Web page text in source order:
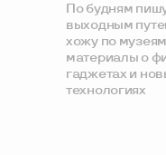
По будням
выходным
хожу по
материалы о
гаджетах и
технологиях